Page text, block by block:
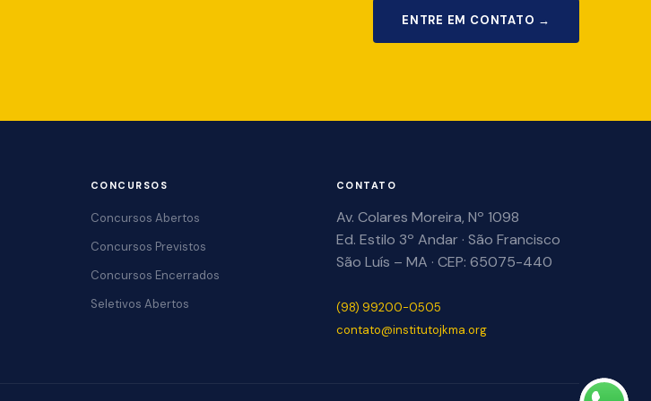
ENTRE EM CONTATO →
CONCURSOS
Concursos Abertos
Concursos Previstos
Concursos Encerrados
Seletivos Abertos
CONTATO
Av. Colares Moreira, Nº 1098
Ed. Estilo 3º Andar · São Francisco
São Luís – MA · CEP: 65075-440
(98) 99200-0505
contato@institutojkma.org